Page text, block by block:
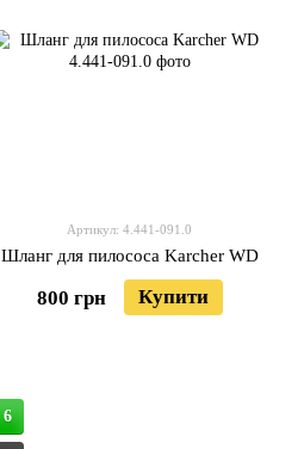
Артикул: 4.441-091.0
Шланг для пилососа Karcher WD
800 грн Купити
6